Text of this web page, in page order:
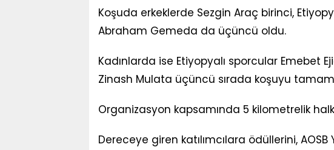
Koşuda erkeklerde Sezgin Araç birinci,
Abraham Gemeda da üçüncü oldu.
Kadınlarda ise Etiyopyalı sporcular Emebet
Zinash Mulata üçüncü sırada koşuyu
Organizasyon kapsamında 5 kilometrelik
Dereceye giren katılımcılara ödüllerini,